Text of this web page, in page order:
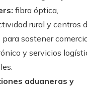
fibra óptica,
rural y centros
para sostener
y servicios
aduaneras y